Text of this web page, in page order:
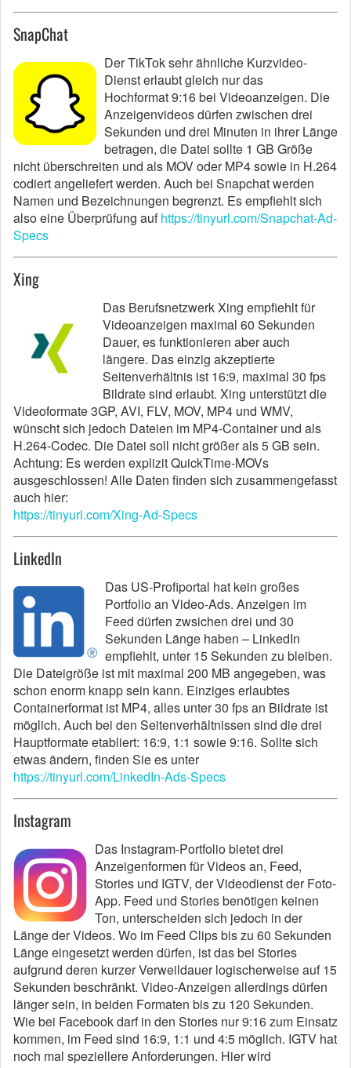
SnapChat
Der TikTok sehr ähnliche Kurzvideo-
Dienst erlaubt gleich nur das
Hochformat 9:16 bei Videoanzeigen. Die
Anzeigenvideos dürfen zwischen drei
Sekunden und drei Minuten in ihrer Länge
betragen, die Datei sollte 1 GB Größe
nicht überschreiten und als MOV oder MP4 sowie in H.264
codiert angeliefert werden. Auch bei Snapchat werden
Namen und Bezeichnungen begrenzt. Es empfiehlt sich
also eine Überprüfung aufhttps://tinyurl.com/Snapchat-Ad-
Specs
Xing
Das Berufsnetzwerk Xing empfiehlt für
Videoanzeigen maximal 60 Sekunden
Dauer, es funktionieren aber auch
längere. Das einzig akzeptierte
Seitenverhältnis ist 16:9, maximal 30 fps
Bildrate sind erlaubt. Xing unterstützt die
Videoformate 3GP, AVI, FLV, MOV, MP4 und WMV,
wünscht sich jedoch Dateien im MP4-Container und als
H.264-Codec. Die Datei soll nicht größer als 5 GB sein.
Achtung: Es werden explizit QuickTime-MOVs
ausgeschlossen! Alle Daten finden sich zusammengefasst
auch hier:
https://tinyurl.com/Xing-Ad-Specs
LinkedIn
Das US-Profiportal hat kein großes
Portfolio an Video-Ads. Anzeigen im
Feed dürfen zwsichen drei und 30
Sekunden Länge haben – LinkedIn
empfiehlt, unter 15 Sekunden zu bleiben.
Die Dateigröße ist mit maximal 200 MB angegeben, was
schon enorm knapp sein kann. Einziges erlaubtes
Containerformat ist MP4, alles unter 30 fps an Bildrate ist
möglich. Auch bei den Seitenverhältnissen sind die drei
Hauptformate etabliert: 16:9, 1:1 sowie 9:16. Sollte sich
etwas ändern, finden Sie es unter
https://tinyurl.com/LinkedIn-Ads-Specs
Instagram
Das Instagram-Portfolio bietet drei
Anzeigenformen für Videos an, Feed,
Stories und IGTV, der Videodienst der Foto-
App. Feed und Stories benötigen keinen
Ton, unterscheiden sich jedoch in der
Länge der Videos. Wo im Feed Clips bis zu 60 Sekunden
Länge eingesetzt werden dürfen, ist das bei Stories
aufgrund deren kurzer Verweildauer logischerweise auf 15
Sekunden beschränkt. Video-Anzeigen allerdings dürfen
länger sein, in beiden Formaten bis zu 120 Sekunden.
Wie bei Facebook darf in den Stories nur 9:16 zum Einsatz
kommen, im Feed sind 16:9, 1:1 und 4:5 möglich. IGTV hat
noch mal speziellere Anforderungen. Hier wird